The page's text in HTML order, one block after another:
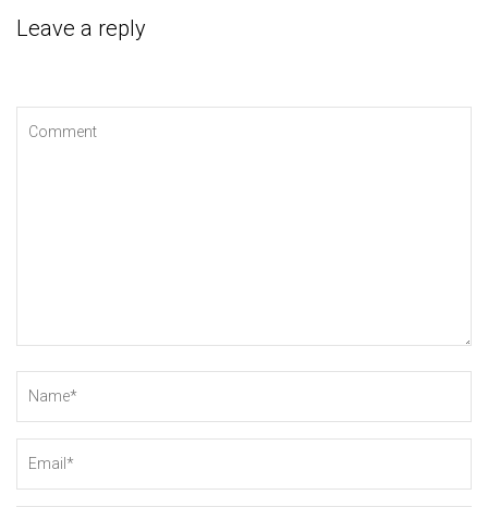
Leave a reply